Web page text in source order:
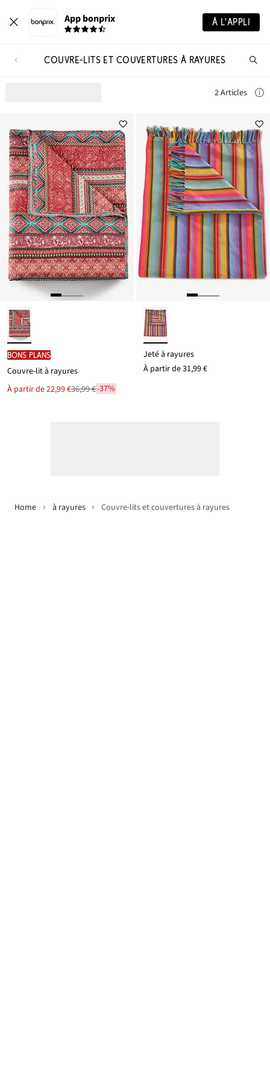
App bonprix À L’APPLI
COUVRE-LITS ET COUVERTURES À RAYURES
2 Articles
BONS PLANS
Couvre-lit à rayures
À partir deLe
nouveau
22,99 €
Remise 36,99 €-37%
Jeté à rayures
À partir de31,99 €
Home à rayures Couvre-lits et couvertures à rayures